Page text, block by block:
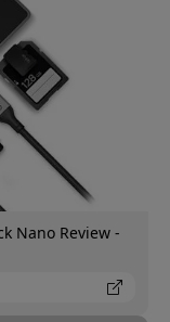
Nano Review -